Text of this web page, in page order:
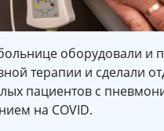
оборудовали и
терапии и сделали
пациентов с
на COVID.